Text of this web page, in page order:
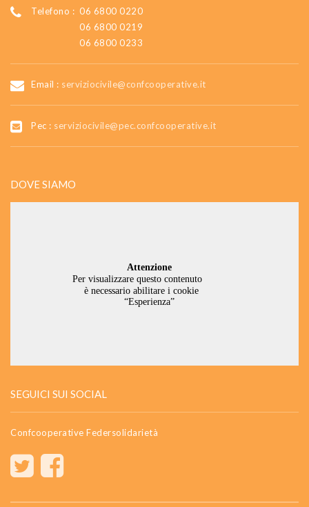
Telefono : 06 6800 0220
06 6800 0219
06 6800 0233
Email : serviziocivile@confcooperative.it
Pec : serviziocivile@pec.confcooperative.it
DOVE SIAMO
SEGUICI SUI SOCIAL
Confcooperative Federsolidarietà